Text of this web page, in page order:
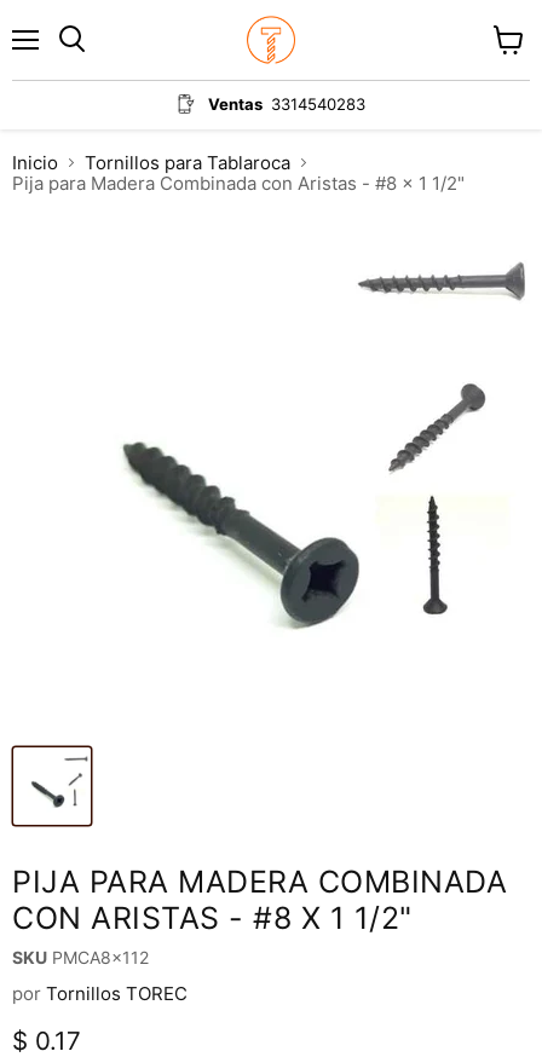
Ventas 3314540283
carrito
Inicio
Tornillos para Tablaroca
Pija para Madera Combinada con Aristas - #8 x 1 1/2"
PIJA PARA MADERA COMBINADA
CON ARISTAS - #8 X 1 1/2"
SKU PMCA8x112
por Tornillos TOREC
Precio actual
$ 0.17